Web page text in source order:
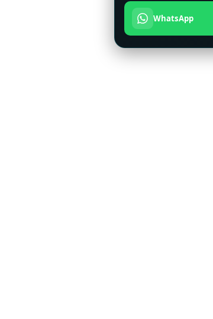
WhatsApp